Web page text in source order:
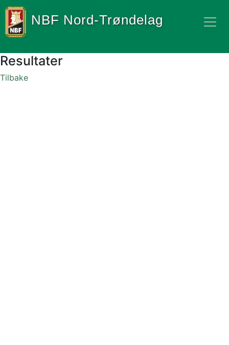
NBF Nord-Trøndelag
Resultater
Tilbake